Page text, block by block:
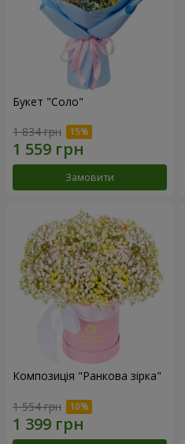
Букет "Соло"
1 834 грн
Замовити
Композиція "Ранкова зірка"
1 554 грн